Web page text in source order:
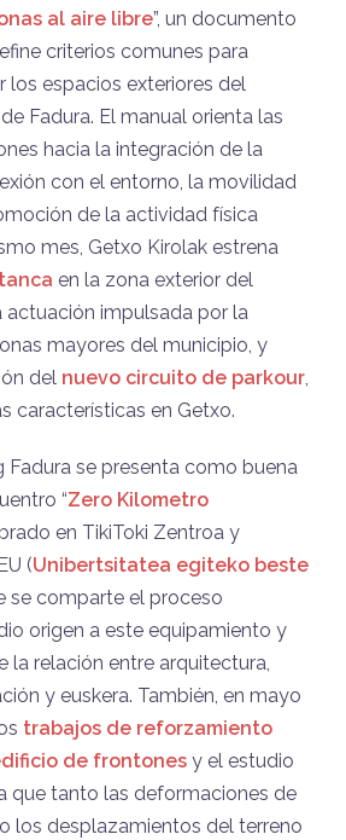
al aire libre”, un documento
criterios comunes para
los espacios exteriores del
Fadura. El manual orienta las
hacia la integración de la
con el entorno, la movilidad
de la actividad física
mes, Getxo Kirolak estrena
en la zona exterior del
actuación impulsada por la
mayores del municipio, y
del nuevo circuito de parkour,
características en Getxo.
Fadura se presenta como buena
“Zero Kilometro
en TikiToki Zentroa y
(Unibertsitatea egiteko beste
se comparte el proceso
origen a este equipamiento y
la relación entre arquitectura,
y euskera. También, en mayo
trabajos de reforzamiento
de frontones y el estudio
que tanto las deformaciones de
los desplazamientos del terreno